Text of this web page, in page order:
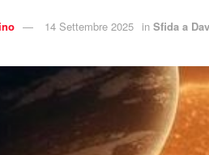
14 Settembre 2025 in Sfida a